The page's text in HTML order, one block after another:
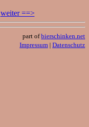
weiter ==>
part ofbierschinken.net
Impressum | Datenschutz